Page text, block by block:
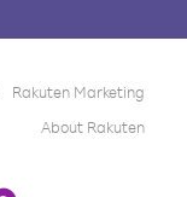
Rakuten Marketing
About Rakuten